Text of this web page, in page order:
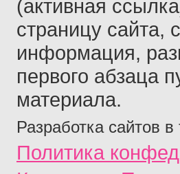
(активная
страницу сайта,
информация,
первого абзаца
материала.
Разработка сайтов в
Политика